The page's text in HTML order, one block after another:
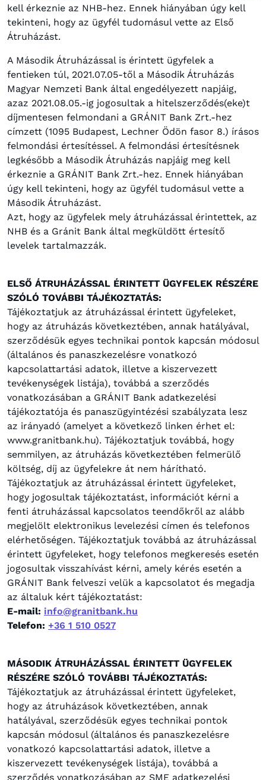
kell érkeznie az NHB-hez. Ennek hiányában úgy kell
tekinteni, hogy az ügyfél tudomásul vette az Első
Átruházást.
A Második Átruházással is érintett ügyfelek a
fentieken túl, 2021.07.05-től a Második Átruházás
Magyar Nemzeti Bank által engedélyezett napjáig,
azaz 2021.08.05.-ig jogosultak a hitelszerződés(eke)t
díjmentesen felmondani a GRÁNIT Bank Zrt.-hez
címzett (1095 Budapest, Lechner Ödön fasor 8.) írásos
felmondási értesítéssel. A felmondási értesítésnek
legkésőbb a Második Átruházás napjáig meg kell
érkeznie a GRÁNIT Bank Zrt.-hez. Ennek hiányában
úgy kell tekinteni, hogy az ügyfél tudomásul vette a
Második Átruházást.
Azt, hogy az ügyfelek mely átruházással érintettek, az
NHB és a Gránit Bank által megküldött értesítő
levelek tartalmazzák.
ELSŐ ÁTRUHÁZÁSSAL ÉRINTETT ÜGYFELEK RÉSZÉRE
SZÓLÓ TOVÁBBI TÁJÉKOZTATÁS:
Tájékoztatjuk az átruházással érintett ügyfeleket,
hogy az átruházás következtében, annak hatályával,
szerződésük egyes technikai pontok kapcsán módosul
(általános és panaszkezelésre vonatkozó
kapcsolattartási adatok, illetve a kiszervezett
tevékenységek listája), továbbá a szerződés
vonatkozásában a GRÁNIT Bank adatkezelési
tájékoztatója és panaszügyintézési szabályzata lesz
az irányadó (amelyet a következő linken érhet el:
www.granitbank.hu). Tájékoztatjuk továbbá, hogy
semmilyen, az átruházás következtében felmerülő
költség, díj az ügyfelekre át nem hárítható.
Tájékoztatjuk az átruházással érintett ügyfeleket,
hogy jogosultak tájékoztatást, információt kérni a
fenti átruházással kapcsolatos teendőkről az alább
megjelölt elektronikus levelezési címen és telefonos
elérhetőségen. Tájékoztatjuk továbbá az átruházással
érintett ügyfeleket, hogy telefonos megkeresés esetén
jogosultak visszahívást kérni, amely kérés esetén a
GRÁNIT Bank felveszi velük a kapcsolatot és megadja
az általuk kért tájékoztatást:
E-mail: info@granitbank.hu
Telefon: +36 1 510 0527
MÁSODIK ÁTRUHÁZÁSSAL ÉRINTETT ÜGYFELEK
RÉSZÉRE SZÓLÓ TOVÁBBI TÁJÉKOZTATÁS:
Tájékoztatjuk az átruházással érintett ügyfeleket,
hogy az átruházások következtében, annak
hatályával, szerződésük egyes technikai pontok
kapcsán módosul (általános és panaszkezelésre
vonatkozó kapcsolattartási adatok, illetve a
kiszervezett tevékenységek listája), továbbá a
szerződés vonatkozásában az SME adatkezelési